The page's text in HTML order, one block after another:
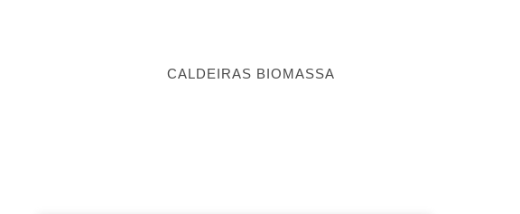
CALDEIRAS BIOMASSA